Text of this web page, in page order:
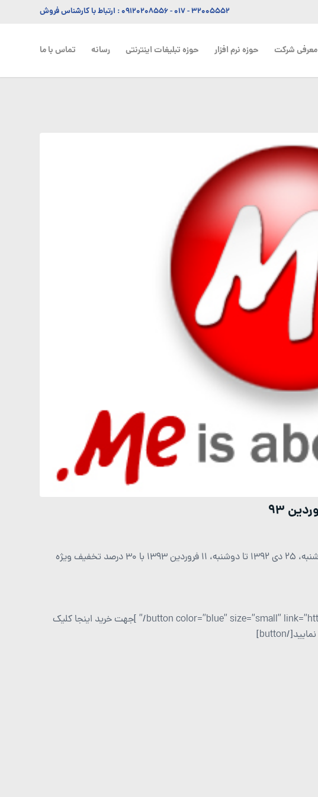
۳۲۰۰۵۵۵۲ - ۰۱۷ -۰۹۱۲۰۲۰۸۵۵۶: ارتباط با کارشناس فروش
معرفی شرکت حوزه نرم افزار حوزه تبلیغات اینترنتی رسانه تماس با ما
به اطلاع کلیه مشتریان ارجمند می رسانیم دامنه ME. از چهارشنبه، 25 دی ۱۳۹۲ تا دوشنبه، ۱۱ فروردین ۱۳۹۳ با 30 درصد تخفیف ویژه
[button color=”blue” size=”small” link=”https://my.spsdevnic.net/product/dot-me-domain/” ]جهت خرید اینجا کلیک
نمایید[/button]